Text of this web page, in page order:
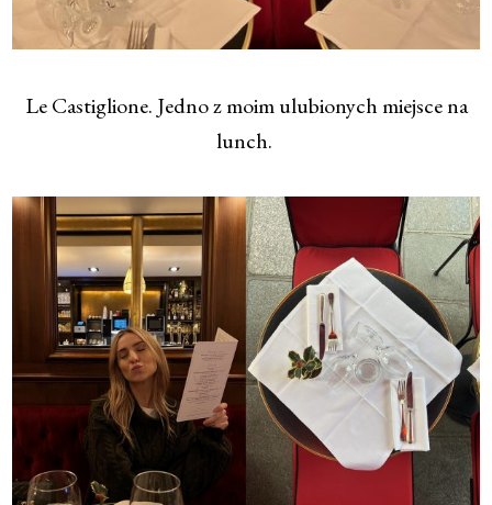
Le Castiglione. Jedno z moim ulubionych miejsce na
lunch.